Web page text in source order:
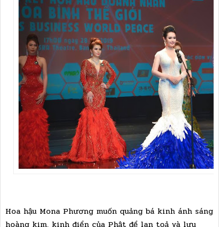
Hoa hậu Mona Phương muốn quảng bá kinh ánh sáng
hoàng kim, kinh điển của Phật để lan toả và lưu